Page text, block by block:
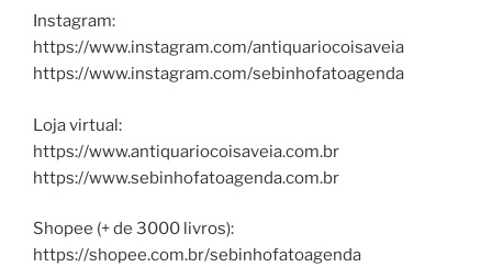
Instagram:
https://www.instagram.com/antiquariocoisaveia
https://www.instagram.com/sebinhofatoagenda
Loja virtual:
https://www.antiquariocoisaveia.com.br
https://www.sebinhofatoagenda.com.br
Shopee (+ de 3000 livros):
https://shopee.com.br/sebinhofatoagenda